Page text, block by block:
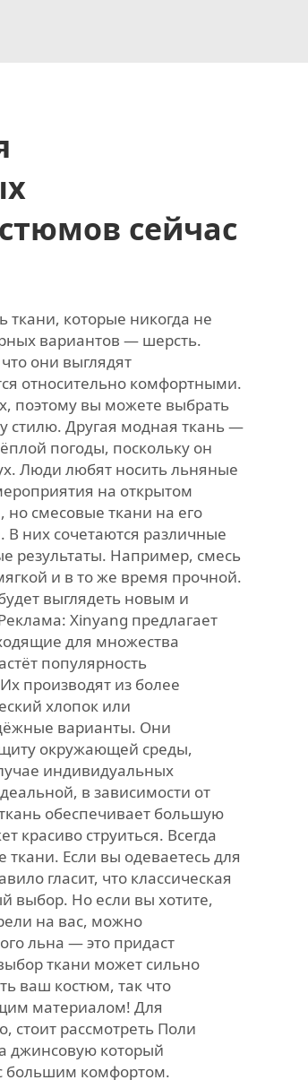
сейчас
которые никогда не
вариантов — шерсть.
они выглядят
относительно комфортными.
поэтому вы можете выбрать
стилю. Другая модная ткань —
погоды, поскольку он
Люди любят носить льняные
на открытом
смесовые ткани на его
В них сочетаются различные
результаты. Например, смесь
и в то же время прочной.
выглядеть новым и
Xinyang предлагает
для множества
популярность
производят из более
хлопок или
варианты. Они
окружающей среды,
индивидуальных
в зависимости от
обеспечивает большую
красиво струиться. Всегда
Если вы одеваетесь для
гласит, что классическая
выбор. Но если вы хотите,
на вас, можно
льна — это придаст
ткани может сильно
ваш костюм, так что
материалом! Для
рассмотреть Поли
джинсовую который
большим комфортом.